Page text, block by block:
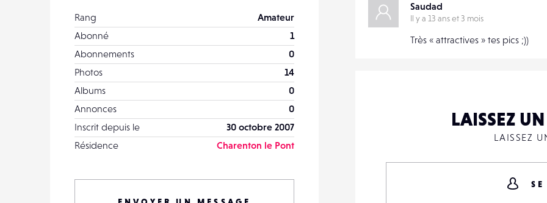
Rang
Amateur
Abonné
1
Abonnements
0
Photos
14
Albums
0
Annonces
0
Inscrit depuis le
30 octobre 2007
Résidence
Charenton le Pont
Saudad
Il y a 13 ans et 3 mois
Très « attractives » tes pics ;))
LAISSEZ
LAISSEZ